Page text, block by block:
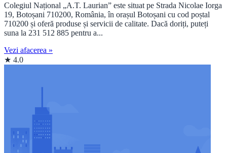
Colegiul Național „A.T. Laurian” este situat pe Strada Nicolae Iorga
19, Botoșani 710200, România, în orașul Botoșani cu cod poștal
710200 și oferă produse și servicii de calitate. Dacă doriți, puteți
suna la 231 512 885 pentru a...
Vezi afacerea »
★ 4.0